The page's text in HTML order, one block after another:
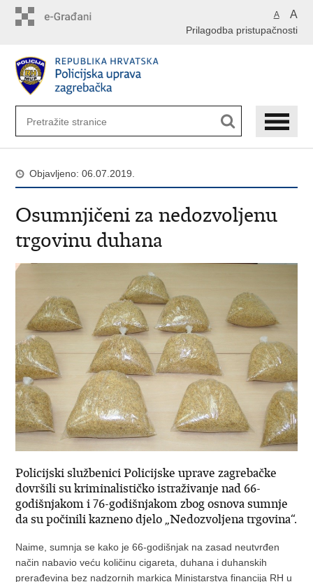
A A
Prilagodba pristupačnosti
Objavljeno: 06.07.2019.
Osumnjičeni za nedozvoljenu
trgovinu duhana
Policijski službenici Policijske uprave zagrebačke
dovršili su kriminalističko istraživanje nad 66-
godišnjakom i 76-godišnjakom zbog osnova sumnje
da su počinili kazneno djelo „Nedozvoljena trgovina“.
Naime, sumnja se kako je 66-godišnjak na zasad neutvrđen
način nabavio veću količinu cigareta, duhana i duhanskih
prerađevina bez nadzornih markica Ministarstva financija RH u